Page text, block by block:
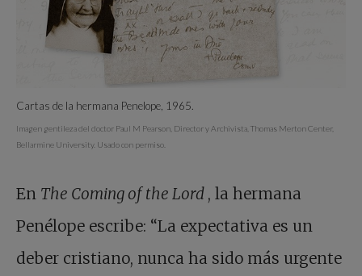
Cartas de la hermana Penelope, 1965.
Imagen gentileza del doctor Paul M Pearson, Director y Archivista, Thomas Merton Center,
Bellarmine University. Usado con permiso.
En The Coming of the Lord , la hermana
Penélope escribe: “La expectativa es un
deber cristiano, nunca ha sido más urgente